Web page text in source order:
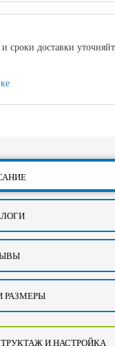
сроки доставки
РАЗМЕРЫ
И НАСТРОЙКА